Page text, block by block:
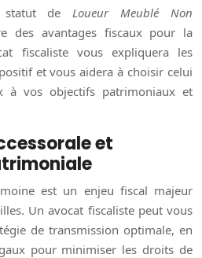
statut de Loueur Meublé Non
des avantages fiscaux pour la
fiscaliste vous expliquera les
et vous aidera à choisir celui
à vos objectifs patrimoniaux et
et
est un enjeu fiscal majeur
Un avocat fiscaliste peut vous
de transmission optimale, en
pour minimiser les droits de